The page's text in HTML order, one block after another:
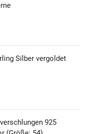
Silber vergoldet
925